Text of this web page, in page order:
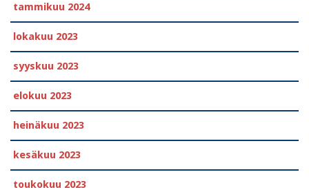
tammikuu 2024
lokakuu 2023
syyskuu 2023
elokuu 2023
heinäkuu 2023
kesäkuu 2023
toukokuu 2023